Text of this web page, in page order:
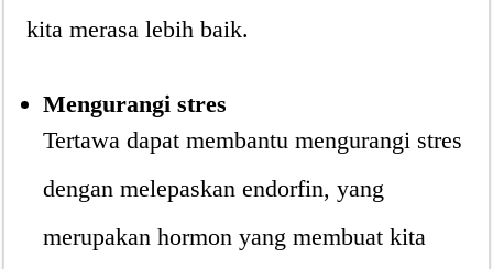
kita merasa lebih baik.
Mengurangi stres
Tertawa dapat membantu mengurangi stres
dengan melepaskan endorfin, yang
merupakan hormon yang membuat kita